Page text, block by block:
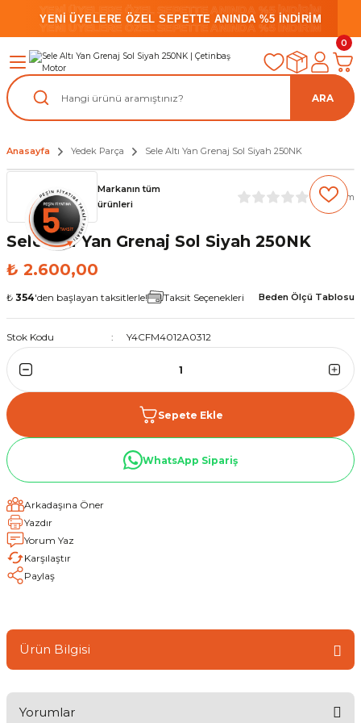
YENİ ÜYELERE ÖZEL SEPETTE ANINDA %5 İNDİRİM
YENİ ÜYELERE ÖZEL SEPETTE ANINDA %5 İNDİRİM
YENİ ÜYELERE ÖZEL SEPETTE ANINDA %5 İNDİRİM
ARA
0
Anasayfa Yedek Parça Sele Altı Yan Grenaj Sol Siyah 250NK
Markanın tüm
ürünleri
(0) Yorum
Sele Altı Yan Grenaj Sol Siyah 250NK
₺ 2.600,00
₺ 354'den başlayan taksitlerle! Taksit Seçenekleri Beden Ölçü Tablosu
Stok Kodu Y4CFM4012A0312
Sepete Ekle
WhatsApp Sipariş
Arkadaşına Öner
Yazdır
Yorum Yaz
Karşılaştır
Paylaş
Ürün Bilgisi
Yorumlar